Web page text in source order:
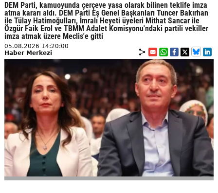
DEM Parti, kamuoyunda çerçeve yasa olarak bilinen teklife imza
atma kararı aldı. DEM Parti Eş Genel Başkanları Tuncer Bakırhan
ile Tülay Hatimoğulları, İmralı Heyeti üyeleri Mithat Sancar ile
Özgür Faik Erol ve TBMM Adalet Komisyonu'ndaki partili vekiller
imza atmak üzere Meclis'e gitti
05.08.2026 14:20:00
Haber Merkezi